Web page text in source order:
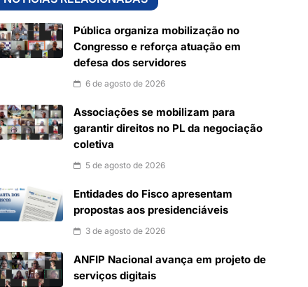
Pública organiza mobilização no
Congresso e reforça atuação em
defesa dos servidores
6 de agosto de 2026
Associações se mobilizam para
garantir direitos no PL da negociação
coletiva
5 de agosto de 2026
Entidades do Fisco apresentam
propostas aos presidenciáveis
3 de agosto de 2026
ANFIP Nacional avança em projeto de
serviços digitais